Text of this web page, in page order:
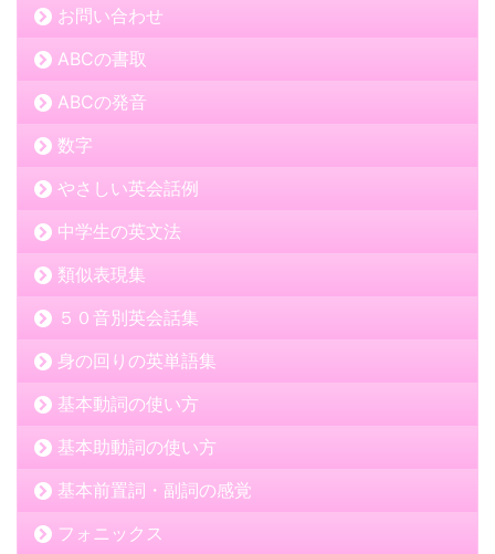
お問い合わせ
ABCの書取
ABCの発音
数字
やさしい英会話例
中学生の英文法
類似表現集
５０音別英会話集
身の回りの英単語集
基本動詞の使い方
基本助動詞の使い方
基本前置詞・副詞の感覚
フォニックス